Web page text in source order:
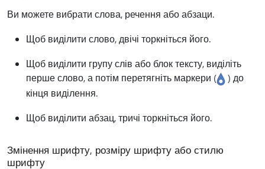
Ви можете вибрати слова, речення або абзаци.
Щоб виділити слово, двічі торкніться його.
Щоб виділити групу слів або блок тексту, виділіть
перше слово, а потім перетягніть маркери (
) до
кінця виділення.
Щоб виділити абзац, тричі торкніться його.
Змінення шрифту, розміру шрифту або стилю
шрифту